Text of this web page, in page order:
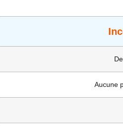
Aucune